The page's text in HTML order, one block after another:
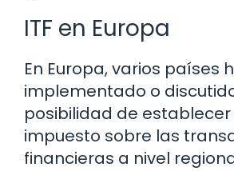
ITF en Europa
En Europa, varios países
implementado o
posibilidad de establecer
impuesto sobre las
financieras a nivel